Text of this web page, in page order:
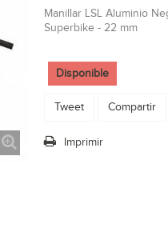
Manillar LSL Aluminio
Superbike - 22 mm
Disponible
Tweet Compartir
Imprimir